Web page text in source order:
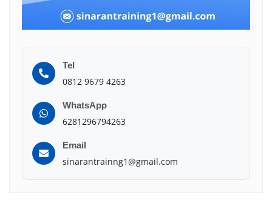
Tel
0812 9679 4263
WhatsApp
6281296794263
Email
sinarantrainng1@gmail.com